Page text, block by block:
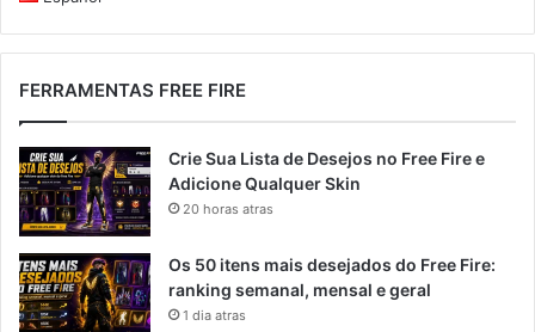
FERRAMENTAS FREE FIRE
Crie Sua Lista de Desejos no Free Fire e
Adicione Qualquer Skin
20 horas atras
Os 50 itens mais desejados do Free Fire:
ranking semanal, mensal e geral
1 dia atras